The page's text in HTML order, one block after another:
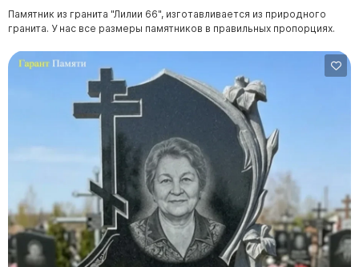
Памятники из гранита
Памятники из мрамора
Элитные памятники
Резные памятники
Мемориальные комплексы
Памятник из гранита "Лилии 66", изготавливается из природного
гранита. У нас все размеры памятников в правильных пропорциях.